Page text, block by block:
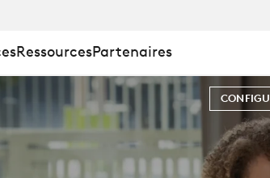
RessourcesPartenaires